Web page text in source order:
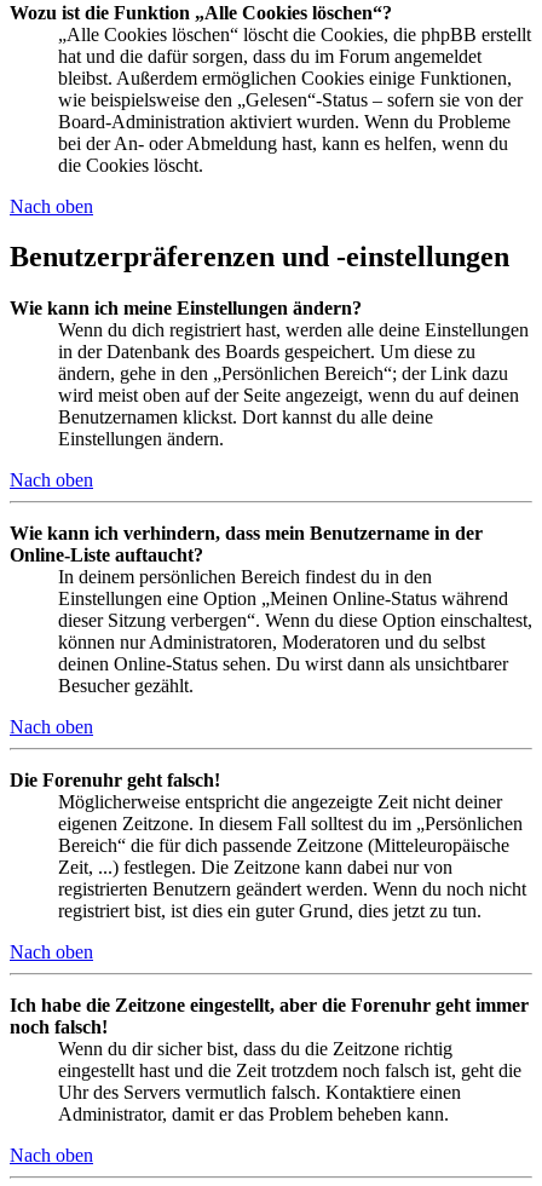
Wozu ist die Funktion „Alle Cookies löschen“?
„Alle Cookies löschen“ löscht die Cookies, die phpBB erstellt
hat und die dafür sorgen, dass du im Forum angemeldet
bleibst. Außerdem ermöglichen Cookies einige Funktionen,
wie beispielsweise den „Gelesen“-Status – sofern sie von der
Board-Administration aktiviert wurden. Wenn du Probleme
bei der An- oder Abmeldung hast, kann es helfen, wenn du
die Cookies löscht.
Nach oben
Benutzerpräferenzen und -einstellungen
Wie kann ich meine Einstellungen ändern?
Wenn du dich registriert hast, werden alle deine Einstellungen
in der Datenbank des Boards gespeichert. Um diese zu
ändern, gehe in den „Persönlichen Bereich“; der Link dazu
wird meist oben auf der Seite angezeigt, wenn du auf deinen
Benutzernamen klickst. Dort kannst du alle deine
Einstellungen ändern.
Nach oben
Wie kann ich verhindern, dass mein Benutzername in der
Online-Liste auftaucht?
In deinem persönlichen Bereich findest du in den
Einstellungen eine Option „Meinen Online-Status während
dieser Sitzung verbergen“. Wenn du diese Option einschaltest,
können nur Administratoren, Moderatoren und du selbst
deinen Online-Status sehen. Du wirst dann als unsichtbarer
Besucher gezählt.
Nach oben
Die Forenuhr geht falsch!
Möglicherweise entspricht die angezeigte Zeit nicht deiner
eigenen Zeitzone. In diesem Fall solltest du im „Persönlichen
Bereich“ die für dich passende Zeitzone (Mitteleuropäische
Zeit, ...) festlegen. Die Zeitzone kann dabei nur von
registrierten Benutzern geändert werden. Wenn du noch nicht
registriert bist, ist dies ein guter Grund, dies jetzt zu tun.
Nach oben
Ich habe die Zeitzone eingestellt, aber die Forenuhr geht immer
noch falsch!
Wenn du dir sicher bist, dass du die Zeitzone richtig
eingestellt hast und die Zeit trotzdem noch falsch ist, geht die
Uhr des Servers vermutlich falsch. Kontaktiere einen
Administrator, damit er das Problem beheben kann.
Nach oben